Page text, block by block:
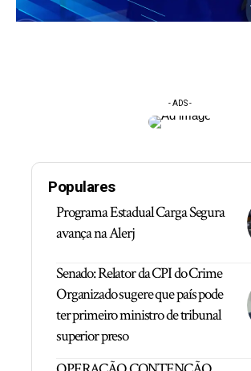
- ADS -
Populares
Programa Estadual Carga Segura
avança na Alerj
Senado: Relator da CPI do Crime
Organizado sugere que país pode
ter primeiro ministro de tribunal
superior preso